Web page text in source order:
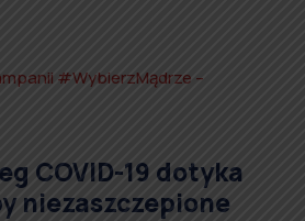
#WybierzMądrze –
COVID-19 dotyka
niezaszczepione